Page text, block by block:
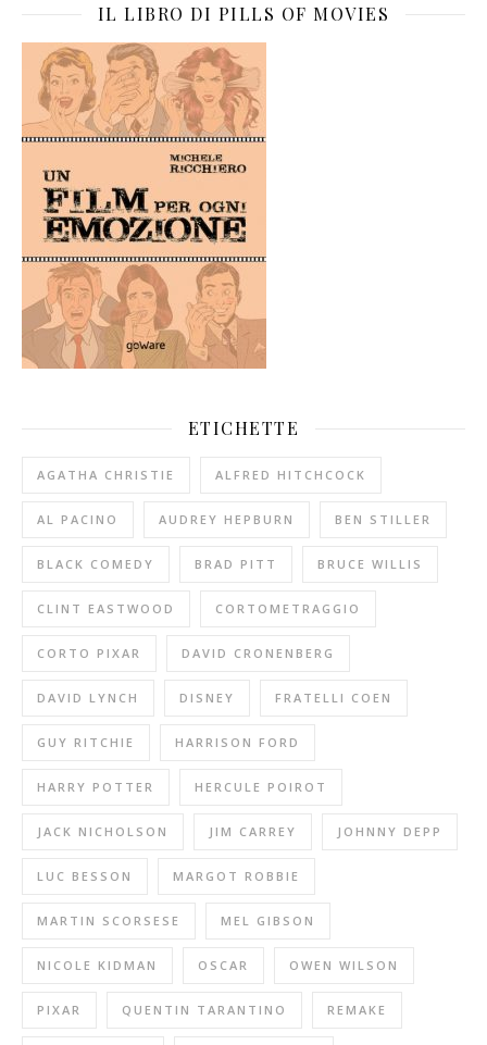
IL LIBRO DI PILLS OF MOVIES
ETICHETTE
AGATHA CHRISTIE ALFRED HITCHCOCK
AL PACINO AUDREY HEPBURN BEN STILLER
BLACK COMEDY BRAD PITT BRUCE WILLIS
CLINT EASTWOOD CORTOMETRAGGIO
CORTO PIXAR DAVID CRONENBERG
DAVID LYNCH DISNEY FRATELLI COEN
GUY RITCHIE HARRISON FORD
HARRY POTTER HERCULE POIROT
JACK NICHOLSON JIM CARREY JOHNNY DEPP
LUC BESSON MARGOT ROBBIE
MARTIN SCORSESE MEL GIBSON
NICOLE KIDMAN OSCAR OWEN WILSON
PIXAR QUENTIN TARANTINO REMAKE